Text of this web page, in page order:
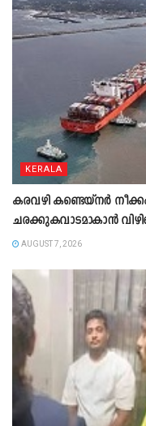
KERALA
കരവഴി കണ്ടെയ്നർ
ചരക്കുകവാടമാകാൻ
AUGUST 7, 2026